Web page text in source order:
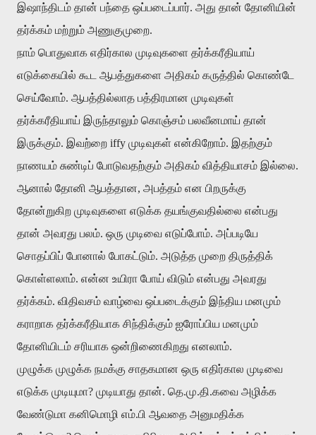
இஷாந்திடம் தான் பந்தை ஒப்படைப்பார். அது தான் தோனியின்
தர்க்கம் மற்றும் அணுகுமுறை.
நாம் பொதுவாக எதிர்கால முடிவுகளை தர்க்கரீதியாய்
எடுக்கையில் கூட ஆபத்துகளை அதிகம் கருத்தில் கொண்டே
செய்வோம். ஆபத்தில்லாத பத்திரமான முடிவுகள்
தர்க்கரீதியாய் இருந்தாலும் கொஞ்சம் பலவீனமாய் தான்
இருக்கும். இவற்றை iffy முடிவுகள் என்கிறோம். இதற்கும்
நாணயம் சுண்டிப் போடுவதற்கும் அதிகம் வித்தியாசம் இல்லை.
ஆனால் தோனி ஆபத்தான, அபத்தம் என பிறருக்கு
தோன்றுகிற முடிவுகளை எடுக்க தயங்குவதில்லை என்பது
தான் அவரது பலம். ஒரு முடிவை எடுப்போம். அப்படியே
சொதப்பிப் போனால் போகட்டும். அடுத்த முறை திருத்திக்
கொள்ளலாம். என்ன உயிரா போய் விடும் என்பது அவரது
தர்க்கம். விதிவசம் வாழ்வை ஒப்படைக்கும் இந்திய மனமும்
கராறாக தர்க்கரீதியாக சிந்திக்கும் ஐரோப்பிய மனமும்
தோனியிடம் சரியாக ஒன்றிணைகிறது எனலாம்.
முழுக்க முழுக்க நமக்கு சாதகமான ஒரு எதிர்கால முடிவை
எடுக்க முடியுமா? முடியாது தான். தெ.மு.தி.கவை அழிக்க
வேண்டுமா கனிமொழி எம்.பி ஆவதை அனுமதிக்க